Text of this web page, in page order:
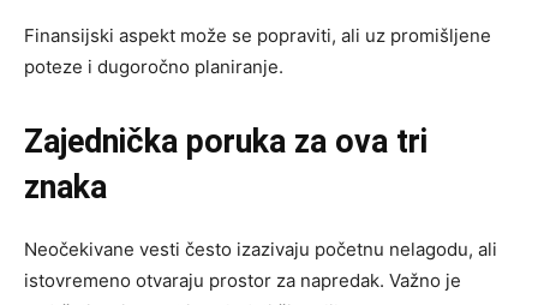
Finansijski aspekt može se popraviti, ali uz promišljene
poteze i dugoročno planiranje.
Zajednička poruka za ova tri
znaka
Neočekivane vesti često izazivaju početnu nelagodu, ali
istovremeno otvaraju prostor za napredak. Važno je